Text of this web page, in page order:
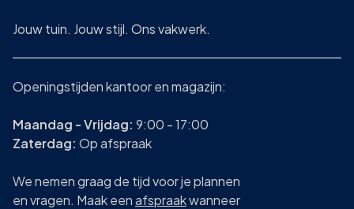
Jouw tuin. Jouw stijl. Ons vakwerk.
Openingstijden kantoor en magazijn:
Maandag - Vrijdag: 9:00 - 17:00
Zaterdag: Op afspraak
We nemen graag de tijd voor je plannen
en vragen. Maak eenafspraakwanneer